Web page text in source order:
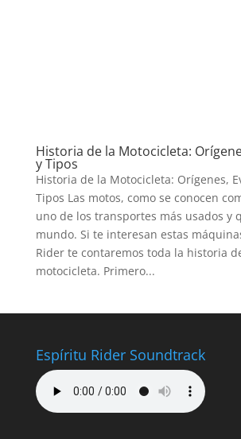
Historia de la Motocicleta:
y Tipos
Historia de la Motocicleta: Orígenes,
Tipos Las motos, como se conocen
uno de los transportes más usados y
mundo. Si te interesan estas
Rider te contaremos toda la historia
motocicleta. Primero...
Espíritu Rider Soundtrack